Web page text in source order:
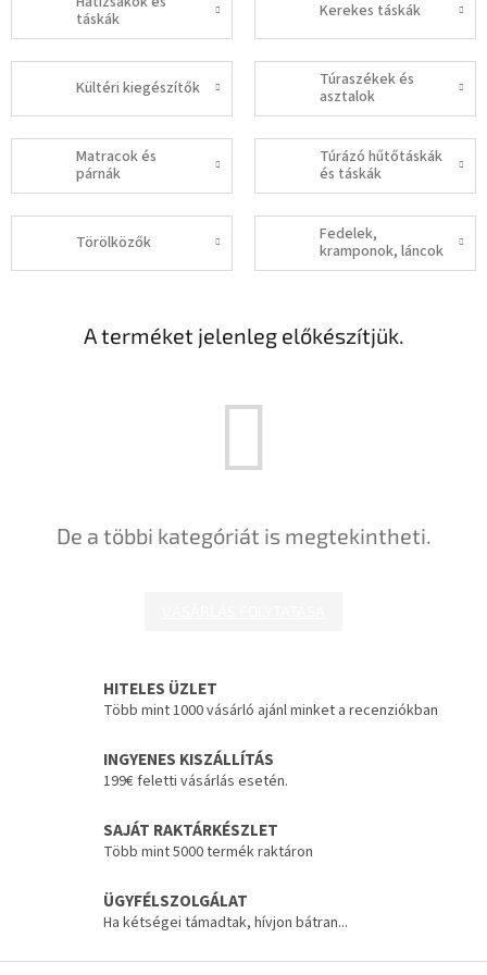
táskák
Kerekes táskák
Kültéri kiegészítők
Túraszékek és
asztalok
Matracok és
párnák
Túrázó hűtőtáskák
és táskák
Törölközők
Fedelek,
kramponok, láncok
A terméket jelenleg előkészítjük.
De a többi kategóriát is megtekintheti.
HITELES ÜZLET
Több mint 1000 vásárló ajánl minket a recenziókban
INGYENES KISZÁLLÍTÁS
199€ feletti vásárlás esetén.
SAJÁT RAKTÁRKÉSZLET
Több mint 5000 termék raktáron
ÜGYFÉLSZOLGÁLAT
Ha kétségei támadtak, hívjon bátran...